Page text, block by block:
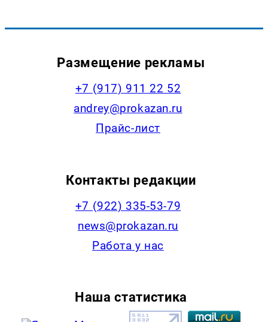
Размещение рекламы
+7 (917) 911 22 52
andrey@prokazan.ru
Прайс-лист
Контакты редакции
+7 (922) 335-53-79
news@prokazan.ru
Работа у нас
Наша статистика